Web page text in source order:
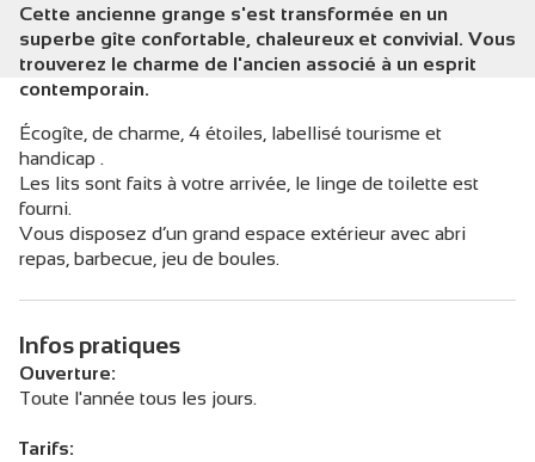
Cette ancienne grange s'est transformée en un
superbe gîte confortable, chaleureux et convivial. Vous
trouverez le charme de l'ancien associé à un esprit
contemporain.
Écogîte, de charme, 4 étoiles, labellisé tourisme et
handicap .
Les lits sont faits à votre arrivée, le linge de toilette est
fourni.
Vous disposez d’un grand espace extérieur avec abri
repas, barbecue, jeu de boules.
Infos pratiques
Ouverture:
Toute l'année tous les jours.
Tarifs: